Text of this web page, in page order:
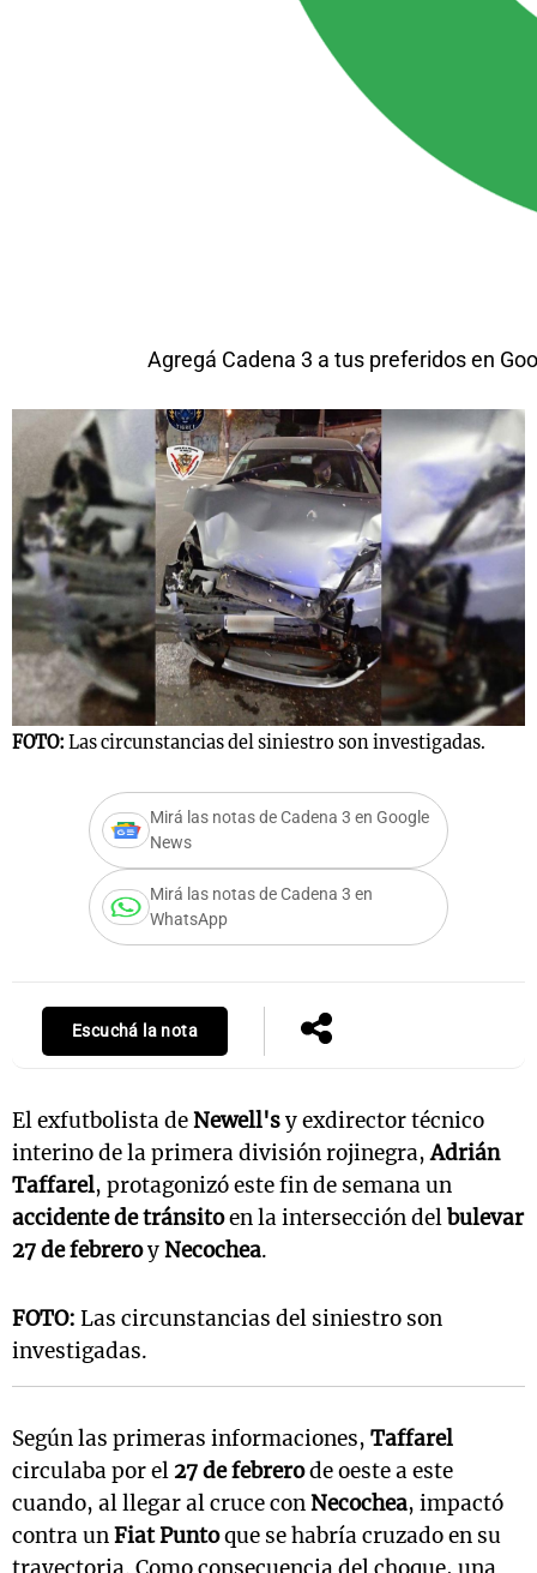
Agregá Cadena 3 a tus preferidos en
FOTO: Las circunstancias del siniestro son investigadas.
Mirá las notas de Cadena 3 en Google
News
Mirá las notas de Cadena 3 en
WhatsApp
Escuchá la nota
El exfutbolista deNewell'sy exdirector técnico
interino de la primera división rojinegra,Adrián
Taffarel, protagonizó este fin de semana un
accidente de tránsitoen la intersección delbulevar
27 de febreroyNecochea.
FOTO: Las circunstancias del siniestro son
investigadas.
Según las primeras informaciones, Taffarel
circulaba por el 27 de febrerode oeste a este
cuando, al llegar al cruce conNecochea, impactó
contra unFiat Puntoque se habría cruzado en su